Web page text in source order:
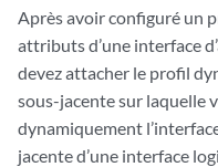
Après avoir configuré un
attributs d’une interface
devez attacher le profil
sous-jacente sur laquelle
dynamiquement
jacente d’une interface